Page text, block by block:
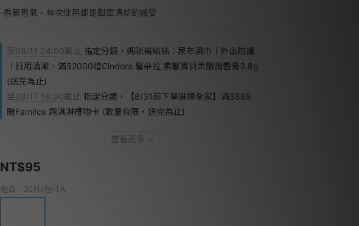
-香蕉香氣，每次使用都是甜蜜清新的感受
至08/11 04:00截止 指定分類，媽咪補給站：尿布濕巾｜外出防護
｜日用清潔，滿$2000贈Cindora 馨朵拉 紫馨寶貝柔嫩潤唇膏3.8g
(送完為止)
至08/17 16:00截止 指定分類，【8/31前下單選擇全家】滿$888
贈Fami!ce 霜淇淋禮物卡 (數量有限，送完為止)
查看更多
NT$95
組合 : 30片/包-1入